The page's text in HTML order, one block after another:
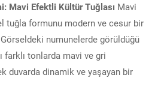
Mavi Efektli Kültür Tuğlası Mavi
tuğla formunu modern ve cesur bir
numunelerde görüldüğü
farklı tonlarda mavi ve gri
duvarda dinamik ve yaşayan bir